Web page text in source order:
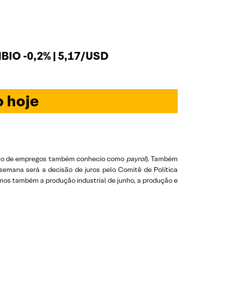
-0,2% | 5,17/USD
hoje
de empregos também conhecio como payrol). Também
será a decisão de juros pelo Comitê de Política
também a produção industrial de junho, a produção e